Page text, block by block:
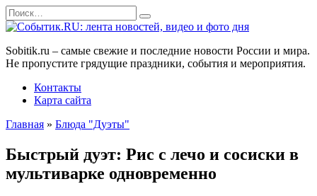
Перейти
к
Search
for:
Sobitik.ru – самые свежие и последние новости России и мира.
Не пропустите грядущие праздники, события и мероприятия.
Контакты
Карта сайта
Главная » Блюда "Дуэты"
Быстрый дуэт: Рис с лечо и сосиски в
мультиварке одновременно